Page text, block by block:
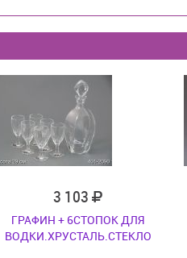
3 103
ГРАФИН + 6СТОПОК ДЛЯ
ВОДКИ.ХРУСТАЛЬ.СТЕКЛО